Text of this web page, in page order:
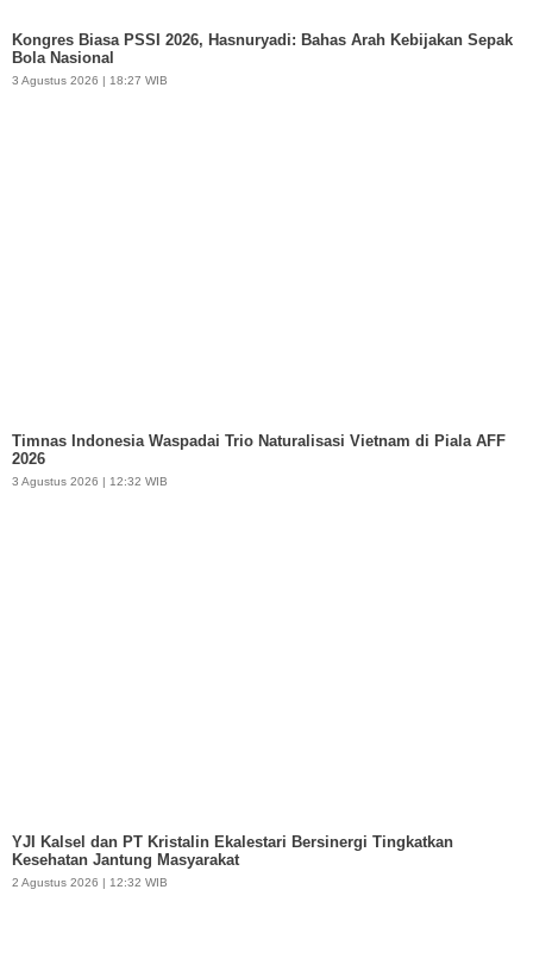
Kongres Biasa PSSI 2026, Hasnuryadi: Bahas Arah Kebijakan Sepak
Bola Nasional
3 Agustus 2026 | 18:27 WIB
Timnas Indonesia Waspadai Trio Naturalisasi Vietnam di Piala AFF
2026
3 Agustus 2026 | 12:32 WIB
YJI Kalsel dan PT Kristalin Ekalestari Bersinergi Tingkatkan
Kesehatan Jantung Masyarakat
2 Agustus 2026 | 12:32 WIB